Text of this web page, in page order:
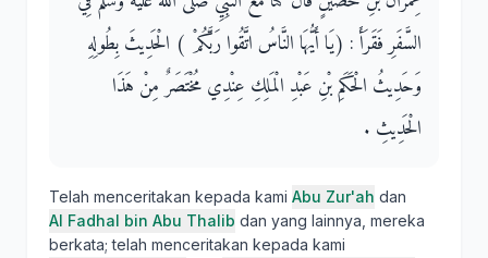
السَّفَرِ فَقَرَأَ ‏:‏ ‏(‏يَا أَيُّهَا النَّاسُ اتَّقُوا رَبَّكُمْ ‏)‏ الْحَدِيثَ بِطُولِهِ
وَحَدِيثُ الْحَكَمِ بْنِ عَبْدِ الْمَلِكِ عِنْدِي مُخْتَصَرٌ مِنْ هَذَا
الْحَدِيثِ ‏.‏
Telah menceritakan kepada kami Abu Zur'ah dan
Al Fadhal bin Abu Thalib dan yang lainnya, mereka
berkata; telah menceritakan kepada kami